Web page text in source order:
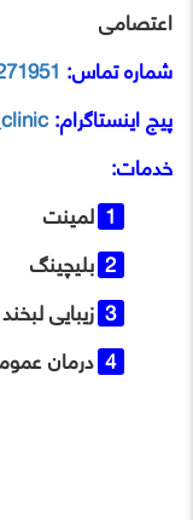
اعتصامی
شماره تماس:
پیج اینستاگرام:
خدمات:
لمینت
بلیچینگ
زیبایی لبخند
درمان